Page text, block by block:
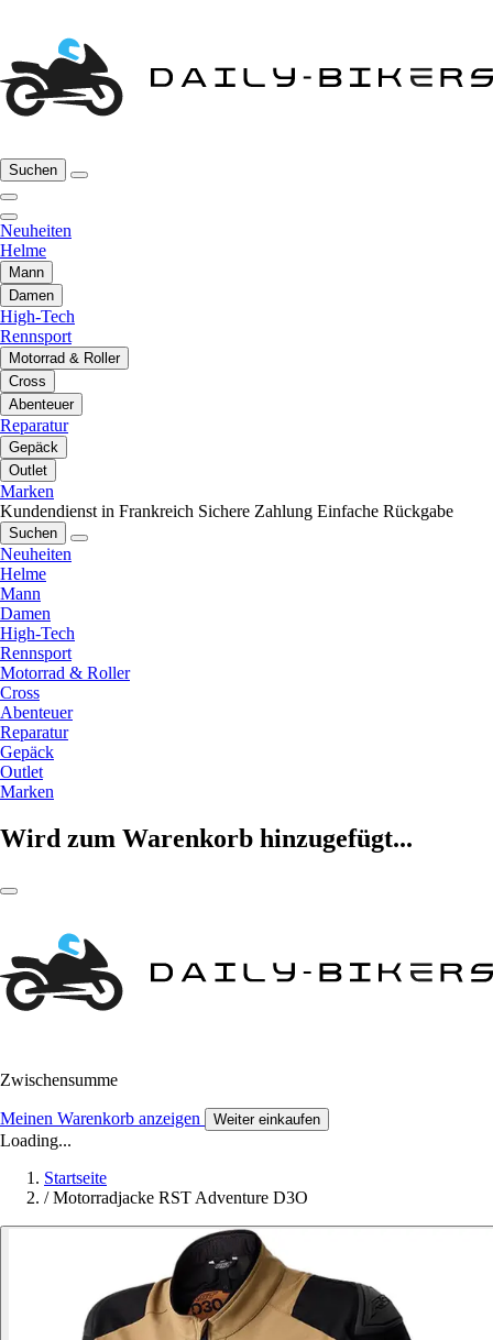
Suchen
Neuheiten
Helme
Mann
Damen
High-Tech
Rennsport
Motorrad & Roller
Cross
Abenteuer
Reparatur
Gepäck
Outlet
Marken
Kundendienst in Frankreich Sichere Zahlung Einfache Rückgabe
Suchen
Neuheiten
Helme
Mann
Damen
High-Tech
Rennsport
Motorrad & Roller
Cross
Abenteuer
Reparatur
Gepäck
Outlet
Marken
Wird zum Warenkorb hinzugefügt...
Zwischensumme
Meinen Warenkorb anzeigen Weiter einkaufen
Loading...
Startseite
/ Motorradjacke RST Adventure D3O